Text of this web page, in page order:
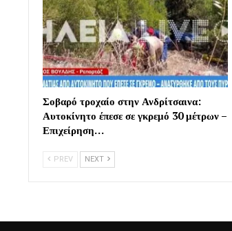
Σοβαρό τροχαίο στην Ανδρίτσαινα:
Αυτοκίνητο έπεσε σε γκρεμό 30 μέτρων –
Επιχείρηση…
PREV NEXT